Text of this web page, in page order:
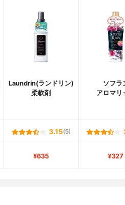
Laundrin(ランドリン)
柔軟剤
ソフラ
アロマリ
3.15(5)
¥635 ¥327